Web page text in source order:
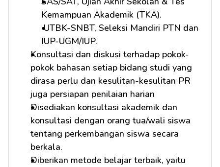
Kemampuan Akademik (TKA).
UTBK-SNBT, Seleksi Mandiri PTN dan
IUP-UGM/IUP.
Konsultasi dan diskusi terhadap pokok-
pokok bahasan setiap bidang studi yang
dirasa perlu dan kesulitan-kesulitan PR
juga persiapan penilaian harian
Disediakan konsultasi akademik dan
konsultasi dengan orang tua/wali siswa
tentang perkembangan siswa secara
berkala.
Diberikan metode belajar terbaik, yaitu